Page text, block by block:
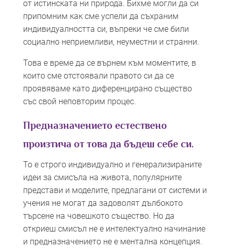
от истинската ни природа. Бихме могли да си
припомним как сме успели да съхраним
индивидуалността си, въпреки че сме били
социално неприемливи, неуместни и странни.
Това е време да се върнем към моментите, в
които сме отстоявали правото си да се
проявяваме като диференцирано същество
със свой неповторим процес.
Предназначението естествено
произтича от това да бъдеш себе си.
То е строго индивидуално и генерализираните
идеи за смисъла на живота, популярните
представи и моделите, предлагани от системи и
учения не могат да задоволят дълбокото
търсене на човешкото същество. Но да
откриеш смисъл не е интелектуално начинание
и предназначението не е ментална концепция.